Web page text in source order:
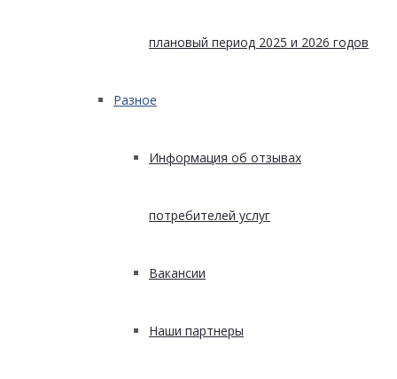
плановый период 2025 и 2026 годов
Разное
Информация об отзывах
потребителей услуг
Вакансии
Наши партнеры